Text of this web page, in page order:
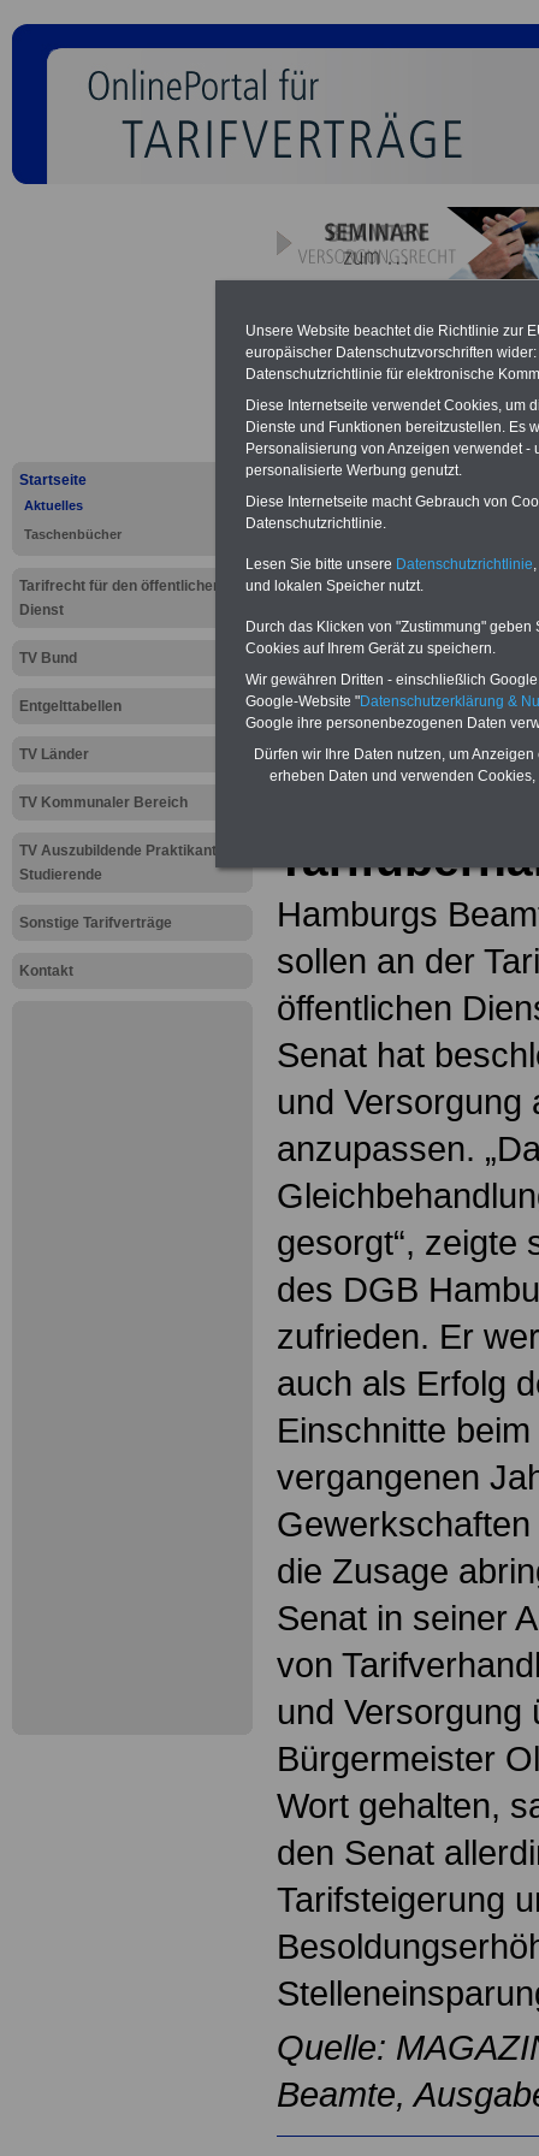
Startseite
Aktuelles
Taschenbücher
Tarifrecht für den öffentlichen
Dienst
TV Bund
Entgelttabellen
TV Länder
TV Kommunaler Bereich
TV Auszubildende Praktikanten
Studierende
Sonstige Tarifverträge
Kontakt
Tarifrecht:
beschließt
SeminarService zum
Aus der Praxis für die
auch für Personalräte und
Zur Übersicht
Tarifkräfte bei
Gemeinden
Tarifrecht:
Hamburgs
sollen an der
öffentlichen
Senat hat
und Versorgung
anzupassen.
gesorgt“, zeigte
des DGB
zufrieden. Er
auch als Erfolg
Einschnitte
vergangenen
die Zusage
Senat in seiner
von
und Versorgung
Bürgermeister
Wort gehalten,
den Senat
Tarifsteigerung
Quelle:
Beamte,
Unsere Website beachtet die Richtlinie zur
europäischer Datenschutzvorschriften
Datenschutzrichtlinie für elektronische
Diese Internetseite verwendet Cookies, um
Dienste und Funktionen bereitzustellen. Es
Personalisierung von Anzeigen verwendet
personalisierte Werbung genutzt.
Diese Internetseite macht Gebrauch von
Datenschutzrichtlinie.
Lesen Sie bitte unsere Datenschutzrichtlinie
und lokalen Speicher nutzt.
Durch das Klicken von "Zustimmung"
Cookies auf Ihrem Gerät zu speichern.
Wir gewähren Dritten - einschließlich
Google-Website "Datenschutzerklärung &
Google ihre personenbezogenen Daten
Dürfen wir Ihre Daten nutzen, um
erheben Daten und verwenden